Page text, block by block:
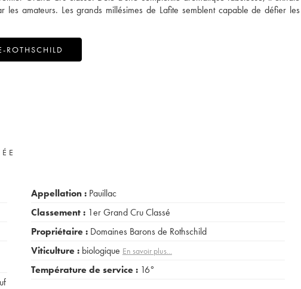
amateurs. Les grands millésimes de Lafite semblent capable de défier les
ROTHSCHILD
Appellation : Pauillac
Classement : 1er Grand Cru Classé
Propriétaire : Domaines Barons de Rothschild
Viticulture : biologique En savoir plus...
Température de service : 16°